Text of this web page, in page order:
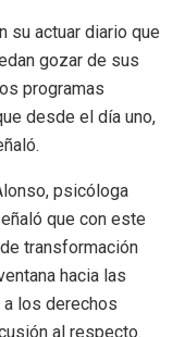
su actuar diario que
gozar de sus
programas
desde el día uno,
psicóloga
que con este
transformación
hacia las
los derechos
al respecto.